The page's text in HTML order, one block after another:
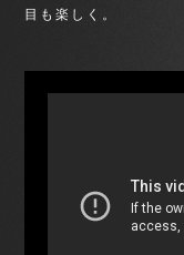
目も楽しく。